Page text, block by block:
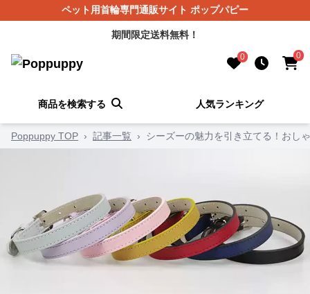
ペット用首輪専門通販サイト ポップパピー
期間限定送料無料！
0 0
商品を検索する 人気ランキング
Poppuppy TOP › 記事一覧 › シーズーの魅力を引き立てる！おし